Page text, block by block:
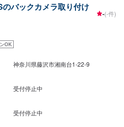
バックカメラ取り付け
-(-件)
OK
神奈川県藤沢市湘南台1-22-9
受付停止中
受付停止中